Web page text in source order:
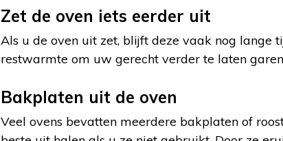
Zet de oven iets eerder uit
Als u de oven uit zet, blijft deze vaak nog lange
restwarmte om uw gerecht verder te laten
Bakplaten uit de oven
Veel ovens bevatten meerdere bakplaten of